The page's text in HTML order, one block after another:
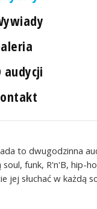
audycji
to dwugodzinna
soul, funk, R'n'B, hip-
jej słuchać w każdą